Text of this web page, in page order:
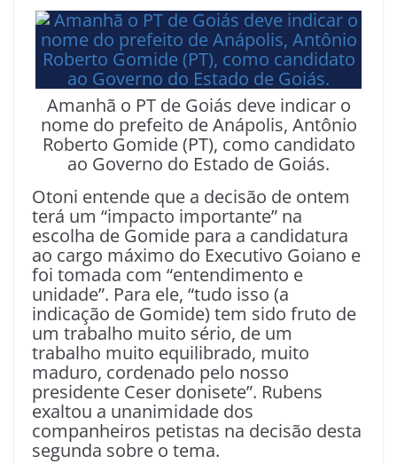
Amanhã o PT de Goiás deve indicar o
nome do prefeito de Anápolis, Antônio
Roberto Gomide (PT), como candidato
ao Governo do Estado de Goiás.
Otoni entende que a decisão de ontem
terá um “impacto importante” na
escolha de Gomide para a candidatura
ao cargo máximo do Executivo Goiano e
foi tomada com “entendimento e
unidade”. Para ele, “tudo isso (a
indicação de Gomide) tem sido fruto de
um trabalho muito sério, de um
trabalho muito equilibrado, muito
maduro, cordenado pelo nosso
presidente Ceser donisete”. Rubens
exaltou a unanimidade dos
companheiros petistas na decisão desta
segunda sobre o tema.